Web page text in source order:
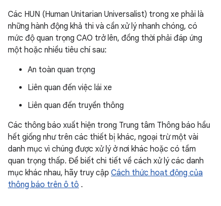
Các HUN (Human Unitarian Universalist) trong xe phải là
những hành động khả thi và cần xử lý nhanh chóng, có
mức độ quan trọng CAO trở lên, đồng thời phải đáp ứng
một hoặc nhiều tiêu chí sau:
An toàn quan trọng
Liên quan đến việc lái xe
Liên quan đến truyền thông
Các thông báo xuất hiện trong Trung tâm Thông báo hầu
hết giống như trên các thiết bị khác, ngoại trừ một vài
danh mục vì chúng được xử lý ở nơi khác hoặc có tầm
quan trọng thấp. Để biết chi tiết về cách xử lý các danh
mục khác nhau, hãy truy cập Cách thức hoạt động của
thông báo trên ô tô .